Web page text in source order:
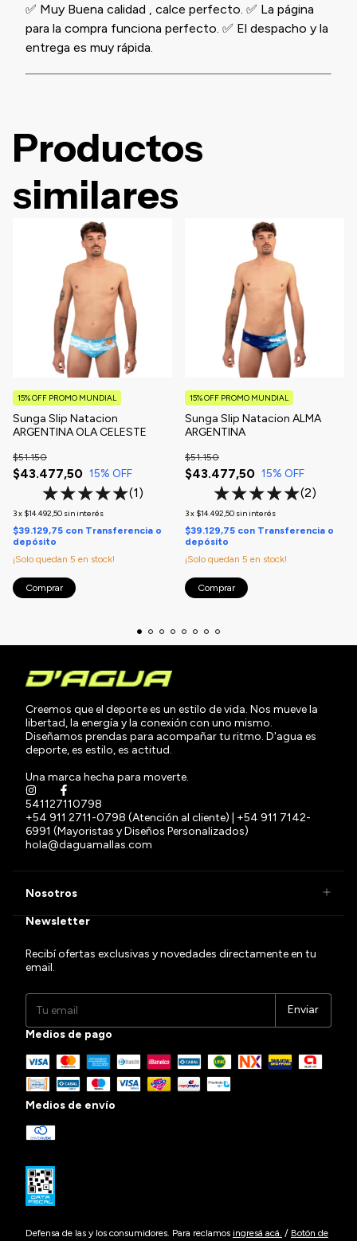
✅ Muy Buena calidad , calce perfecto. ✅ La página
para la compra funciona perfecto. ✅ El despacho y la
entrega es muy rápida.
Productos
similares
Sunga Slip Natacion
ARGENTINA OLA CELESTE
$43.477,50
$51.150
15% OFF
(1)
3x $14.492,50 sin interés
15% OFF PROMO MUNDIAL
$39.129,75 con Transferencia o
depósito
¡Solo quedan 5 en stock!
Comprar
Sunga Slip Natacion ALMA
ARGENTINA
$43.477,50
$51.150
15% OFF
(2)
3x $14.492,50 sin interés
15% OFF PROMO MUNDIAL
$39.129,75 con Transferencia o
depósito
¡Solo quedan 5 en stock!
Comprar
Creemos que el deporte es un estilo de vida. Nos mueve la
libertad, la energía y la conexión con uno mismo.
Diseñamos prendas para acompañar tu ritmo. D'agua es
deporte, es estilo, es actitud.
Una marca hecha para moverte.
541127110798
+54 911 2711-0798 (Atención al cliente) | +54 911 7142-
6991 (Mayoristas y Diseños Personalizados)
hola@daguamallas.com
Nosotros
Newsletter
Recibí ofertas exclusivas y novedades directamente en tu
email.
Medios de pago
Medios de envío
Defensa de las y los consumidores. Para reclamos ingresá acá. / Botón de